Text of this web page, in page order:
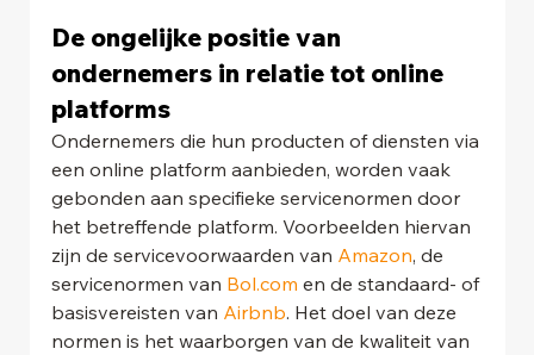
De ongelijke positie van
ondernemers in relatie tot online
platforms
Ondernemers die hun producten of diensten via
een online platform aanbieden, worden vaak
gebonden aan specifieke servicenormen door
het betreffende platform. Voorbeelden hiervan
zijn de servicevoorwaarden van Amazon, de
servicenormen van Bol.com en de standaard- of
basisvereisten van Airbnb. Het doel van deze
normen is het waarborgen van de kwaliteit van